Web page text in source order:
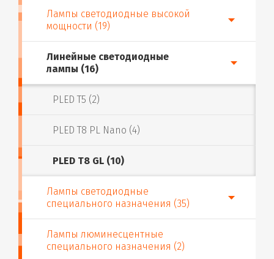
Лампы светодиодные высокой
мощности (19)
Линейные светодиодные
лампы (16)
PLED T5 (2)
PLED T8 PL Nano (4)
PLED T8 GL (10)
Лампы светодиодные
специального назначения (35)
Лампы люминесцентные
специального назначения (2)